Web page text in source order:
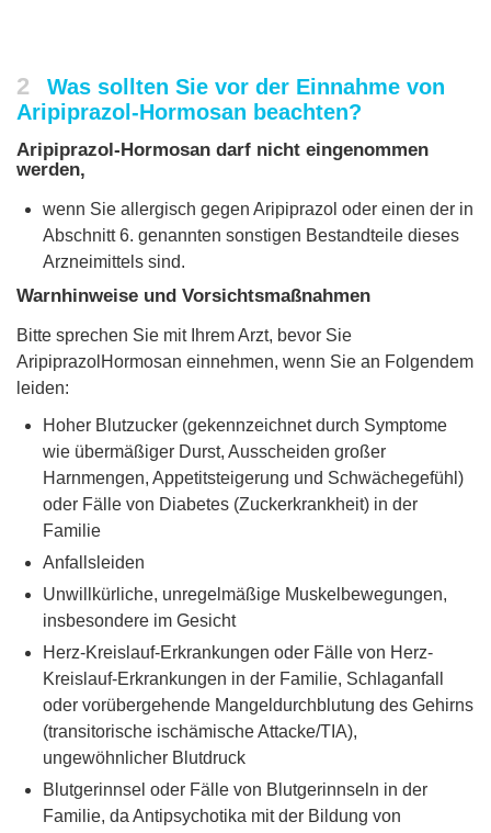
2
Was sollten Sie vor der Einnahme von
Aripiprazol-Hormosan beachten?
Aripiprazol-Hormosan darf nicht eingenommen
werden,
wenn Sie allergisch gegen Aripiprazol oder einen der in
Abschnitt 6. genannten sonstigen Bestandteile dieses
Arzneimittels sind.
Warnhinweise und Vorsichtsmaßnahmen
Bitte sprechen Sie mit Ihrem Arzt, bevor Sie
AripiprazolHormosan einnehmen, wenn Sie an Folgendem
leiden:
Hoher Blutzucker (gekennzeichnet durch Symptome
wie übermäßiger Durst, Ausscheiden großer
Harnmengen, Appetitsteigerung und Schwächegefühl)
oder Fälle von Diabetes (Zuckerkrankheit) in der
Familie
Anfallsleiden
Unwillkürliche, unregelmäßige Muskelbewegungen,
insbesondere im Gesicht
Herz-Kreislauf-Erkrankungen oder Fälle von Herz-
Kreislauf-Erkrankungen in der Familie, Schlaganfall
oder vorübergehende Mangeldurchblutung des Gehirns
(transitorische ischämische Attacke/TIA),
ungewöhnlicher Blutdruck
Blutgerinnsel oder Fälle von Blutgerinnseln in der
Familie, da Antipsychotika mit der Bildung von